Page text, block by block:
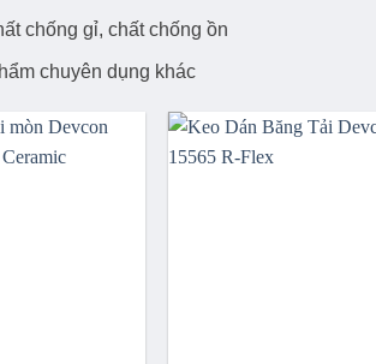
chống gỉ, chất chống ồn
chuyên dụng khác